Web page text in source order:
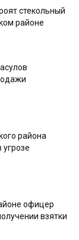
стекольный
районе
района
офицер
взятки